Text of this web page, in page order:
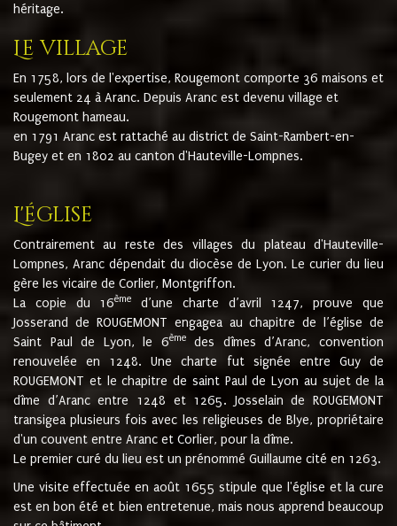
héritage.
Le village
En 1758, lors de l'expertise, Rougemont comporte 36 maisons et
seulement 24 à Aranc. Depuis Aranc est devenu village et
Rougemont hameau.
en 1791 Aranc est rattaché au district de Saint-Rambert-en-
Bugey et en 1802 au canton d'Hauteville-Lompnes.
L'église
Contrairement au reste des villages du plateau d'Hauteville-
Lompnes, Aranc dépendait du diocèse de Lyon. Le curier du lieu
gère les vicaire de Corlier, Montgriffon.
La copie du 16ème
d’une charte d’avril 1247, prouve que
Josserand de ROUGEMONT engagea au chapitre de l’église de
Saint Paul de Lyon, le 6èmedes dîmes d’Aranc, convention
renouvelée en 1248. Une charte fut signée entre Guy de
ROUGEMONT et le chapitre de saint Paul de Lyon au sujet de la
dîme d’Aranc entre 1248 et 1265. Josselain de ROUGEMONT
transigea plusieurs fois avec les religieuses de Blye, propriétaire
d'un couvent entre Aranc et Corlier, pour la dîme.
Le premier curé du lieu est un prénommé Guillaume cité en 1263.
Une visite effectuée en août 1655 stipule que l'église et la cure
est en bon été et bien entretenue, mais nous apprend beaucoup